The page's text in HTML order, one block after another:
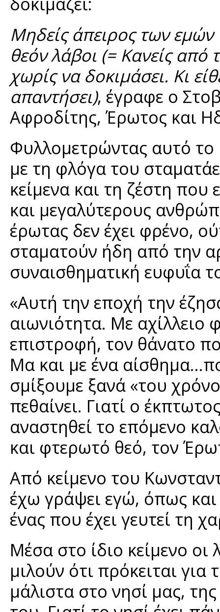
Μηδείς άπειρος των
θεόν λάβοι (= Κανείς από
χωρίς να δοκιμάσει. Κι
απαντήσει), έγραφε ο
Αφροδίτης, Έρωτος και
Φυλλομετρώντας αυτό το
με τη φλόγα του
κείμενα και τη ζέστη
και μεγαλύτερους
έρωτας δεν έχει φρένο,
σταματούν ήδη από την
συναισθηματική ευφυΐα
«Αυτή την εποχή την
αιωνιότητα. Με αχίλλειο
επιστροφή, τον θάνατο
Μα και με ένα
σμίξουμε ξανά «του
πεθαίνει. Γιατί ο
αναστηθεί το επόμενο
και φτερωτό θεό, τον
Από κείμενο του
έχω γράψει εγώ, όπως
ένας που έχει γευτεί τη
Μέσα στο ίδιο κείμενο οι
μιλούν ότι πρόκειται
μάλιστα στο νησί μας,